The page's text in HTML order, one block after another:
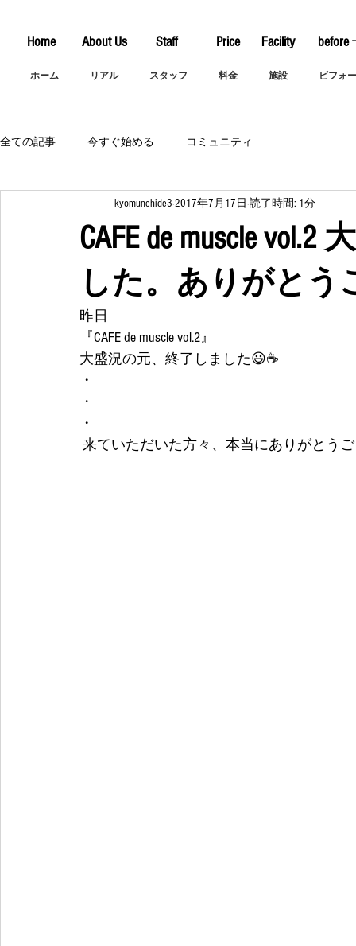
Home About Us Staff Price Facility before
ホーム リアル スタッフ 料金 施設 ビフォ
全ての記事 今すぐ始める コミュニティ
CAFE de muscle
した。ありがとう
kyomunehide3 2017年7月17日 読了時間: 1分
昨日
『CAFE de muscle vol.2』
大盛況の元、終了しました😃☕
・
・
・
来ていただいた方々、本当にありがとう